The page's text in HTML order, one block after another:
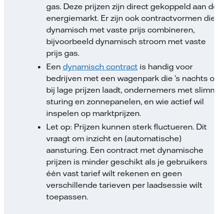
gas. Deze prijzen zijn direct gekoppeld aan de
energiemarkt. Er zijn ook contractvormen die
dynamisch met vaste prijs combineren,
bijvoorbeeld dynamisch stroom met vaste
prijs gas.
Een dynamisch contractis handig voor
bedrijven met een wagenpark die ’s nachts of
bij lage prijzen laadt, ondernemers met
sturing en zonnepanelen, en wie actief wil
inspelen op marktprijzen.
Let op: Prijzen kunnen sterk fluctueren. Dit
vraagt om inzicht en (automatische)
aansturing. Een contract met dynamische
prijzen is minder geschikt als je gebruikers
één vast tarief wilt rekenen en geen
verschillende tarieven per laadsessie wilt
toepassen.